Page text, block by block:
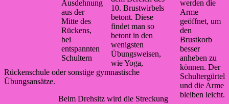
werden die
Arme
geöffnet, um
den
Brustkorb
besser
anheben zu
können. Der
Schultergürtel
und die Arme
bleiben leicht.
Ausdehnung
aus der
Mitte des
Rückens,
bei
entspannten
Schultern
10. Brustwirbels
betont. Diese
findet man so
betont in den
wenigsten
Übungsweisen,
wie Yoga,
Rückenschule oder sonstige gymnastische
Übungsansätze.
Beim Drehsitz wird die Streckung